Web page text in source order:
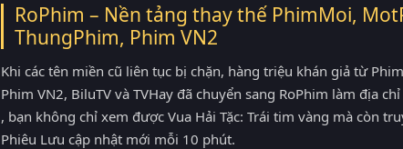
RoPhim – Nền tảng thay thế PhimMoi,
ThungPhim, Phim VN2
Khi các tên miền cũ liên tục bị chặn, hàng triệu khán giả từ
Phim VN2, BiluTV và TVHay đã chuyển sang RoPhim làm địa
, bạn không chỉ xem được Vua Hải Tặc: Trái tim vàng mà còn
Phiêu Lưu cập nhật mới mỗi 10 phút.